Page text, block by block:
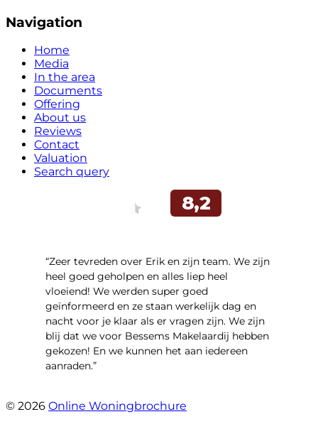
Navigation
Home
Media
In the area
Documents
Offering
About us
Reviews
Contact
Valuation
Search query
“Zeer tevreden over Erik en zijn team. We zijn
heel goed geholpen en alles liep heel
vloeiend! We werden super goed
geïnformeerd en ze staan werkelijk dag en
nacht voor je klaar als er vragen zijn. We zijn
blij dat we voor Bessems Makelaardij hebben
gekozen! En we kunnen het aan iedereen
aanraden.”
© 2026 Online Woningbrochure